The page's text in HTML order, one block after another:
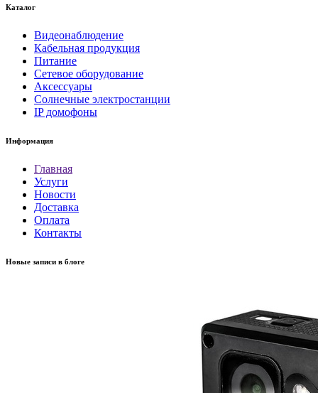
Каталог
Видеонаблюдение
Кабельная продукция
Питание
Сетевое оборудование
Аксессуары
Солнечные электростанции
IP домофоны
Информация
Главная
Услуги
Новости
Доставка
Оплата
Контакты
Новые записи в блоге